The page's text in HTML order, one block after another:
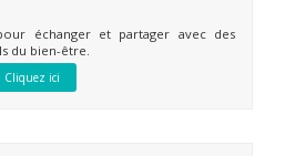
échanger et partager avec des
du bien-être.
Cliquez ici